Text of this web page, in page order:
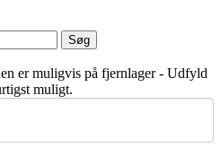
Søg
er muligvis på fjernlager - Udfyld
muligt.